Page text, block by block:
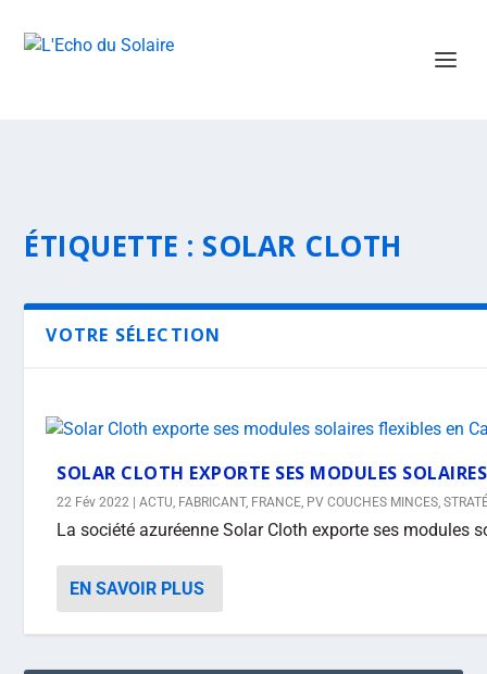
ÉTIQUETTE : SOLAR CLOTH
VOTRE SÉLECTION
SOLAR CLOTH EXPORTE SES MODULES
22 Fév 2022 |ACTU, FABRICANT, FRANCE, PV COUCHES MINCES,
La société azuréenne Solar Cloth exporte ses modules
EN SAVOIR PLUS